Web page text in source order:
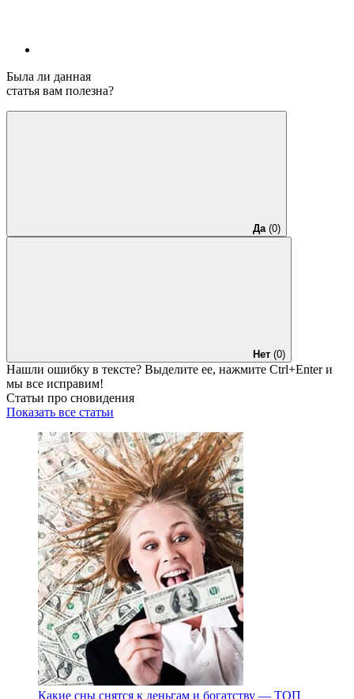
Была ли данная
статья вам полезна?
Да(0)
Нет (0)
Нашли ошибку в тексте? Выделите ее, нажмите Ctrl+Enterи
мы все исправим!
Статьи про сновидения
Показать все статьи
Какие сны снятся к деньгам и богатству — ТОП